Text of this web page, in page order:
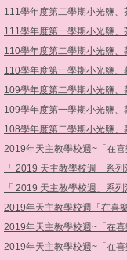
111學年度第二學期小光鹽、
111學年度第一學期小光鹽、
110學年度第二學期小光鹽
110學年度第一學期小光鹽
109學年度第二學期小光鹽
109學年度第一學期小光鹽
108學年度第二學期小光鹽
2019年天主教學校週~「在
「 2019 天主教學校週」系
「 2019 天主教學校週」系
2019年天主教學校週「在喜
2019年天主教學校週~「在
2019年天主教學校週~「在